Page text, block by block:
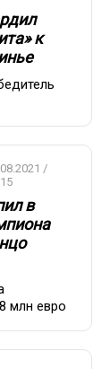
к
/
в
млн евро